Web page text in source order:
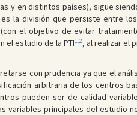
y en distintos países), sigue
la división que persiste entre
el objetivo de evitar
el estudio de la PTI1,2, al realizar el
con prudencia ya que el
arbitraria de los centros
pueden ser de calidad
variables principales del estudio